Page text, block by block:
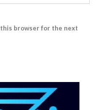
this browser for the next